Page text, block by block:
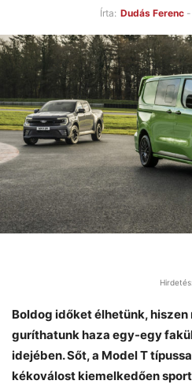
Írta: Dudás Ferenc -
Hirdetés:
Boldog időket élhetünk,
guríthatunk haza egy-egy
idejében. Sőt, a Model T
kékoválost kiemelkedően